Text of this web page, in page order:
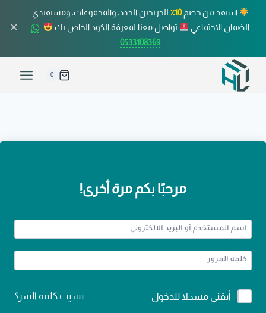
استفد من خصم10٪
للخريجين الجدد، والمجموعات، ومستفيدي
الضمان الاجتماعي
تواصل معنا لمعرفة الكود الخاص بك
0533108369
✕
0
مرحبًا بكم مرة أخرى!
Alternative:
أبقني مسجلا للدخول نسيت كلمة السر؟